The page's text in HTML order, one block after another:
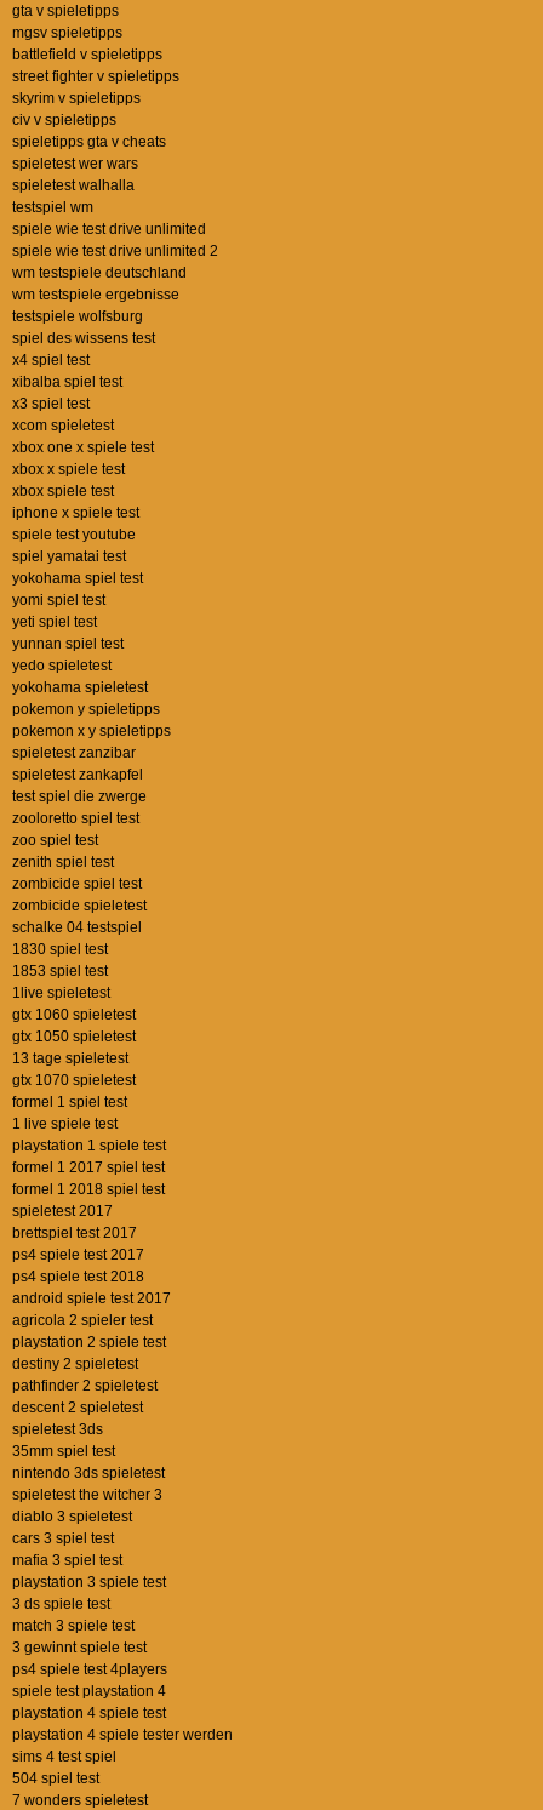
gta v spieletipps
mgsv spieletipps
battlefield v spieletipps
street fighter v spieletipps
skyrim v spieletipps
civ v spieletipps
spieletipps gta v cheats
spieletest wer wars
spieletest walhalla
testspiel wm
spiele wie test drive unlimited
spiele wie test drive unlimited 2
wm testspiele deutschland
wm testspiele ergebnisse
testspiele wolfsburg
spiel des wissens test
x4 spiel test
xibalba spiel test
x3 spiel test
xcom spieletest
xbox one x spiele test
xbox x spiele test
xbox spiele test
iphone x spiele test
spiele test youtube
spiel yamatai test
yokohama spiel test
yomi spiel test
yeti spiel test
yunnan spiel test
yedo spieletest
yokohama spieletest
pokemon y spieletipps
pokemon x y spieletipps
spieletest zanzibar
spieletest zankapfel
test spiel die zwerge
zooloretto spiel test
zoo spiel test
zenith spiel test
zombicide spiel test
zombicide spieletest
schalke 04 testspiel
1830 spiel test
1853 spiel test
1live spieletest
gtx 1060 spieletest
gtx 1050 spieletest
13 tage spieletest
gtx 1070 spieletest
formel 1 spiel test
1 live spiele test
playstation 1 spiele test
formel 1 2017 spiel test
formel 1 2018 spiel test
spieletest 2017
brettspiel test 2017
ps4 spiele test 2017
ps4 spiele test 2018
android spiele test 2017
agricola 2 spieler test
playstation 2 spiele test
destiny 2 spieletest
pathfinder 2 spieletest
descent 2 spieletest
spieletest 3ds
35mm spiel test
nintendo 3ds spieletest
spieletest the witcher 3
diablo 3 spieletest
cars 3 spiel test
mafia 3 spiel test
playstation 3 spiele test
3 ds spiele test
match 3 spiele test
3 gewinnt spiele test
ps4 spiele test 4players
spiele test playstation 4
playstation 4 spiele test
playstation 4 spiele tester werden
sims 4 test spiel
504 spiel test
7 wonders spieletest